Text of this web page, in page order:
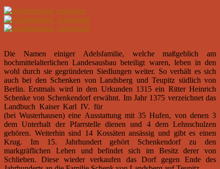
Die Namen einiger Adelsfamilie, welche maßgeblich am
hochmittelalterlichen Landesausbau beteiligt waren, leben in den
wohl durch sie gegründeten Siedlungen weiter. So verhält es sich
auch bei den Schenken von Landsberg und Teupitz südlich von
Berlin. Erstmals wird in den Urkunden 1315 ein Ritter Heinrich
Schenke von Schenkendorf erwähnt. Im Jahr 1375 verzeichnet das
Landbuch Kaiser Karl IV. für
(bei Wusterhausen) eine Ausstattung mit 35 Hufen, von denen 3
dem Unterhalt der Pfarrstelle dienen und 4 dem Lehnschulzen
gehören. Weiterhin sind 14 Kossäten ansässig und gibt es einen
Krug. Im 15. Jahrhundert gehört Schenkendorf zu den
markgräflichen Lehen und befindet sich im Besitz derer von
Schlieben. Diese wieder verkaufen das Dorf gegen Ende des